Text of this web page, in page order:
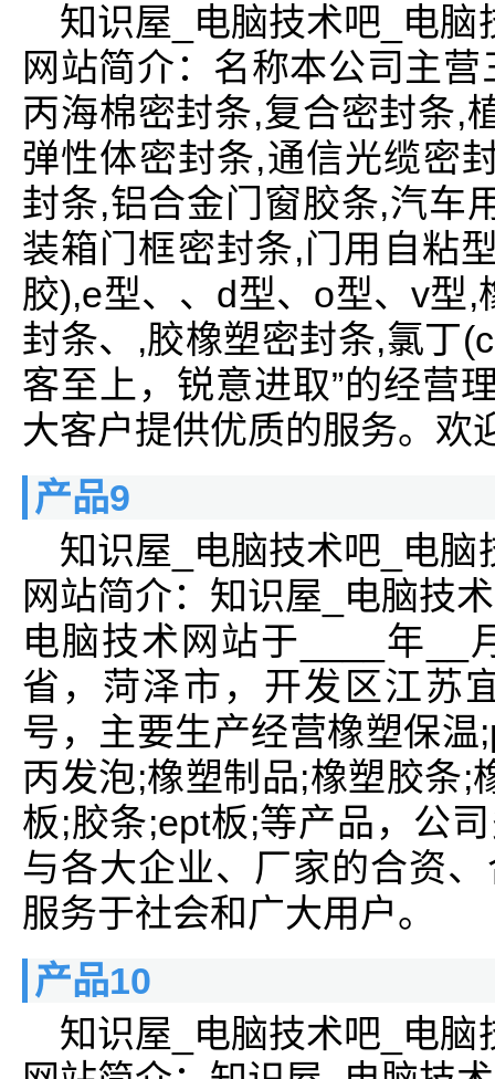
知识屋_电脑技术吧_电
网站简介：名称本公司主
丙海棉密封条,复合密封条,
弹性体密封条,通信光缆密
封条,铝合金门窗胶条,汽车
装箱门框密封条,门用自粘
胶),e型、、d型、o型、v型
封条、,胶橡塑密封条,氯丁
客至上，锐意进取”的经营
大客户提供优质的服务。欢
产品9
知识屋_电脑技术吧_电
网站简介：知识屋_电脑技
电脑技术网站于____年__
省，菏泽市，开发区江苏
号，主要生产经营橡塑保
丙发泡;橡塑制品;橡塑胶条;
板;胶条;ept板;等产品，公
与各大企业、厂家的合资
服务于社会和广大用户。
产品10
知识屋_电脑技术吧_电